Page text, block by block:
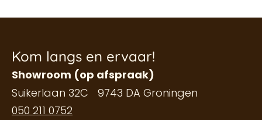
Kom langs en ervaar!
Showroom (op afspraak)
Suikerlaan 32C 9743 DA Groningen
050 211 0752